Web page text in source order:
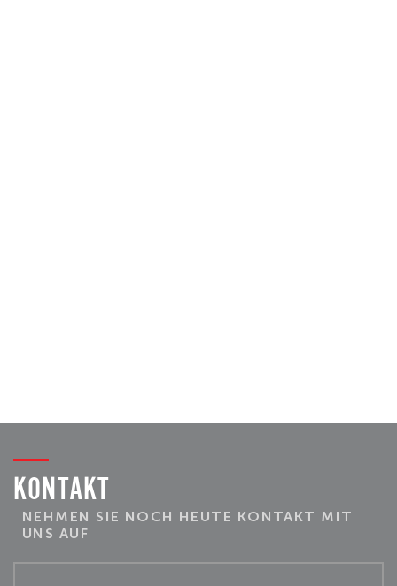
KONTAKT
NEHMEN SIE NOCH HEUTE KONTAKT MIT
UNS AUF